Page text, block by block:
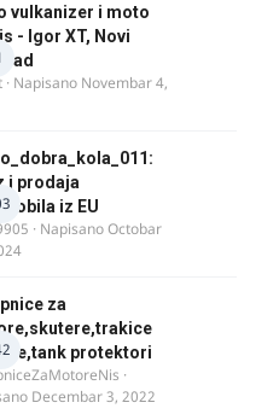
vulkanizer i moto
- Igor XT, Novi
· Napisano Novembar 4,
i prodaja
iz EU
· NapisanoOctobar
za
protektori
·
Decembar 3, 2022